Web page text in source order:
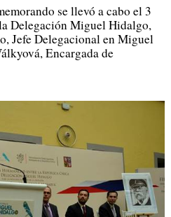
se llevó a cabo el 3
Delegación Miguel Hidalgo,
Jefe Delegacional en Miguel
Encargada de